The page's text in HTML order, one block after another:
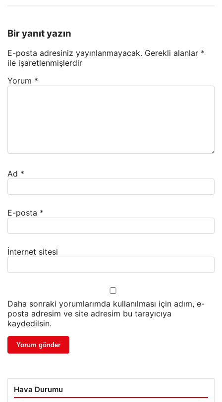
Bir yanıt yazın
E-posta adresiniz yayınlanmayacak. Gerekli alanlar *
ile işaretlenmişlerdir
Yorum *
Ad *
E-posta *
İnternet sitesi
Daha sonraki yorumlarımda kullanılması için adım, e-
posta adresim ve site adresim bu tarayıcıya
kaydedilsin.
Hava Durumu